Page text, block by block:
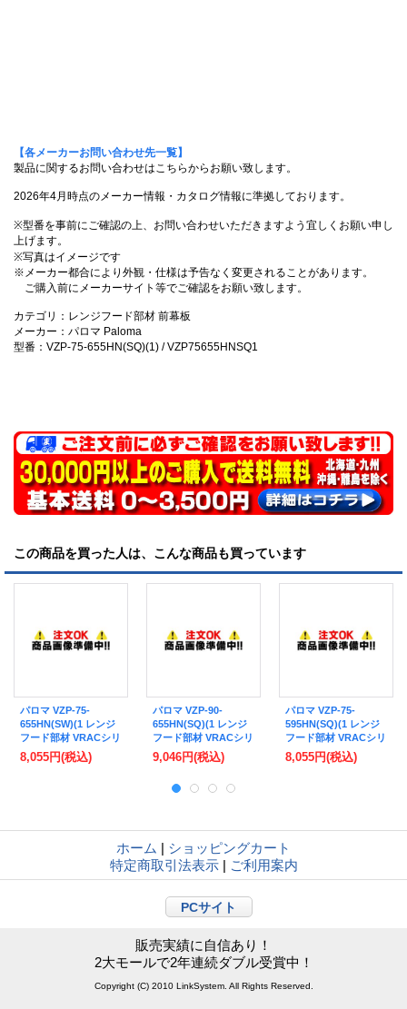
【各メーカーお問い合わせ先一覧】
製品に関するお問い合わせはこちらからお願い致します。
2026年4月時点のメーカー情報・カタログ情報に準拠しております。
※型番を事前にご確認の上、お問い合わせいただきますよう宜しくお願い申し
上げます。
※写真はイメージです
※メーカー都合により外観・仕様は予告なく変更されることがあります。
ご購入前にメーカーサイト等でご確認をお願い致します。
カテゴリ：レンジフード部材 前幕板
メーカー：パロマ Paloma
型番：VZP-75-655HN(SQ)(1) / VZP75655HNSQ1
この商品を買った人は、こんな商品も買っています
パロマ VZP-75-
655HN(SW)(1 レンジ
フード部材 VRACシリ
ーズ 前幕板 幅75cm
総高さ70cm ホワイト
8,055円(税込)
パロマ VZP-90-
655HN(SQ)(1 レンジ
フード部材 VRACシリ
ーズ 前幕板 幅90cm
総高さ70cm ブラック
9,046円(税込)
パロマ VZP-75-
595HN(SQ)(1 レンジ
フード部材 VRACシリ
ーズ 前幕板 幅75cm
総高さ64cm ブラック
8,055円(税込)
ホーム | ショッピングカート
特定商取引法表示 | ご利用案内
PCサイト
販売実績に自信あり！
2大モールで2年連続ダブル受賞中！
Copyright (C) 2010 LinkSystem. All Rights Reserved.